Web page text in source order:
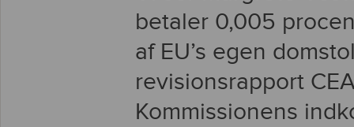
betaler 0,005
af EU’s egen
revisionsrapport
Kommissionens